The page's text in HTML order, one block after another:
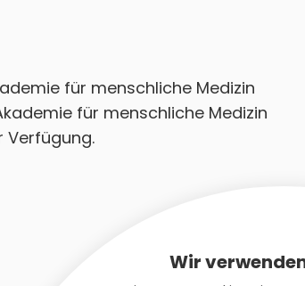
für menschliche Medizin
für menschliche Medizin
Verfügung.
Wir